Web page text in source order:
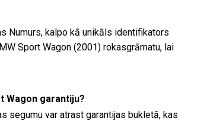
Numurs, kalpo kā unikāls identifikators
Sport Wagon (2001) rokasgrāmatu, lai
Wagon garantiju?
segumu var atrast garantijas bukletā, kas